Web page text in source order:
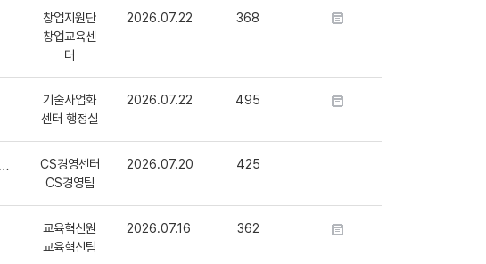
창업지원단
창업교육센
터
2026.07.22 368
기술사업화
센터 행정실
2026.07.22 495
CS경영센터
CS경영팀
2026.07.20 425
교육혁신원
교육혁신팀
2026.07.16 362